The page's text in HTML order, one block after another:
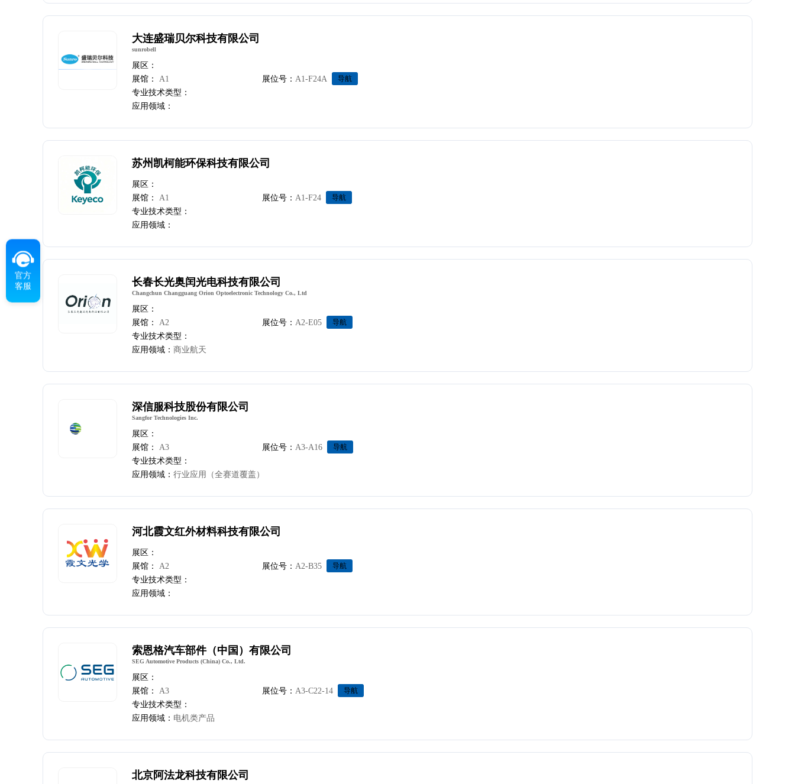
大连盛瑞贝尔科技有限公司
sunrobell
展区：
展馆：
A1 展位号： A1-F24A 导航
专业技术类型：
应用领域：
苏州凯柯能环保科技有限公司
展区：
展馆：
A1 展位号： A1-F24 导航
专业技术类型：
应用领域：
长春长光奥闰光电科技有限公司
Changchun Changguang Orion Optoelectronic Technology Co., Ltd
展区：
展馆：
A2 展位号： A2-E05 导航
专业技术类型：
应用领域： 商业航天
深信服科技股份有限公司
Sangfor Technologies Inc.
展区：
展馆：
A3 展位号： A3-A16 导航
专业技术类型：
应用领域： 行业应用（全赛道覆盖）
河北霞文红外材料科技有限公司
展区：
展馆：
A2 展位号： A2-B35 导航
专业技术类型：
应用领域：
索恩格汽车部件（中国）有限公司
SEG Automotive Products (China) Co., Ltd.
展区：
展馆：
A3 展位号： A3-C22-14 导航
专业技术类型：
应用领域： 电机类产品
北京阿法龙科技有限公司
官方
客服